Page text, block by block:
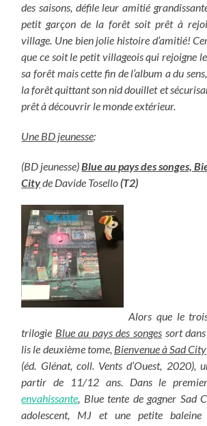
des saisons, défile leur amitié
petit garçon de la forêt soit prêt à
village. Une bien jolie histoire d’amitié!
que ce soit le petit villageois qui rejoigne
sa forêt mais cette fin de l’album a du
la forêt quittant son nid douillet et
prêt à découvrir le monde extérieur.
Une BD jeunesse:
(BD jeunesse)Blue au pays des songes,
Cityde Davide Tosello(T2)
Alors que le
trilogie Blue au pays des songes sort
lis le deuxième tome, Bienvenue à Sad City
(éd. Glénat, coll. Vents d’Ouest, 2020),
partir de 11/12 ans. Dans le
envahissante, Blue tente de gagner Sad
adolescent, MJ et une petite baleine